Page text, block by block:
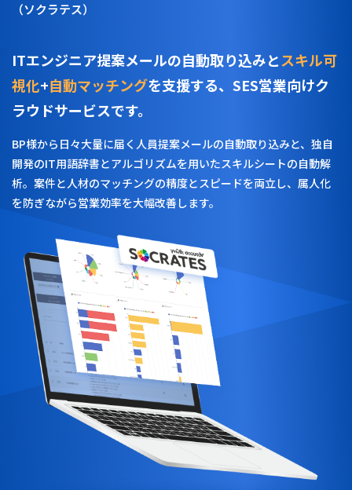
（ソクラテス）
ITエンジニア提案メールの自動取り込みとスキル可
視化+自動マッチングを支援する、SES営業向けク
ラウドサービスです。
BP様から日々大量に届く人員提案メールの自動取り込みと、独自
開発のIT用語辞書とアルゴリズムを用いたスキルシートの自動解
析。案件と人材のマッチングの精度とスピードを両立し、属人化
を防ぎながら営業効率を大幅改善します。